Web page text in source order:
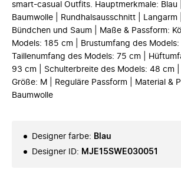
smart-casual Outfits. Hauptmerkmale: Blau
Baumwolle | Rundhalsausschnitt | Langarm
Bündchen und Saum | Maße & Passform:
Models: 185 cm | Brustumfang des Models:
Taillenumfang des Models: 75 cm |
93 cm | Schulterbreite des Models: 48 cm
Größe: M | Reguläre Passform | Material &
Baumwolle
Designer farbe: Blau
Designer ID: MJE15SWE030051